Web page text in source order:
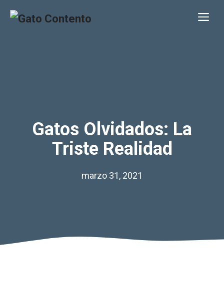
Gatos Olvidados: La
Triste Realidad
marzo 31, 2021